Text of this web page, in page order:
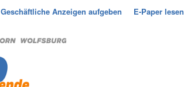
Geschäftliche Anzeigen aufgeben E-Paper lesen